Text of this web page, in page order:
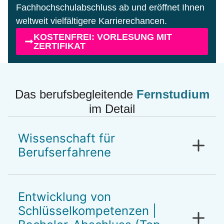
Fachhochschulabschluss ab und eröffnet Ihnen
weltweit vielfältigere Karrierechancen.
KOSTENFREI: VORLESUNG MIT
ZERTIFIKAT
Das berufsbegleitende Fernstudium
im Detail
Wissenschaft für
Berufserfahrene
psychologischen Wissens, um ein
umfassendes Verständnis und eine
strategische Ausrichtung auf Aufgaben im
Entwicklung von
Schlüsselkompetenzen |